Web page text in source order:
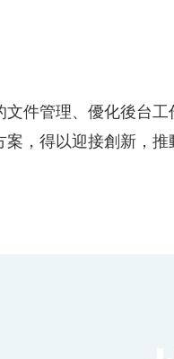
件管理、優化後台
案，得以迎接創新，推